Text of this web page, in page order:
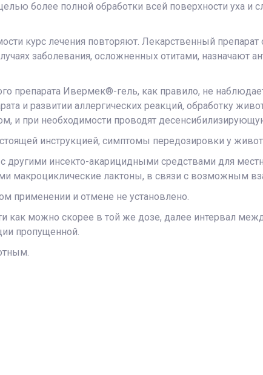
более полной обработки всей поверхности уха и
курс лечения повторяют. Лекарственный препарат
заболевания, осложненных отитами, назначают
препарата Ивермек®-гель, как правило, не
и развитии аллергических реакций, обработку
при необходимости проводят
инструкцией, симптомы передозировки у
инсекто-акарицидными средствами для
макроциклические лактоны, в связи с возможным
применении и отмене не установлено.
как можно скорее в той же дозе, далее интервал
пропущенной.